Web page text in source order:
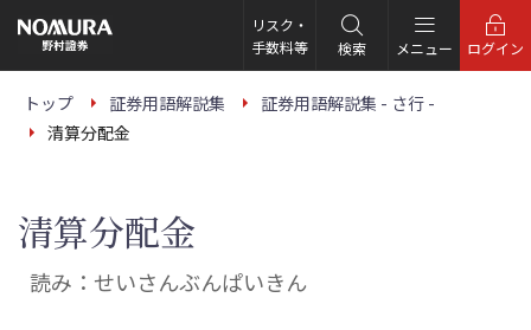
の
ー
リスク・
手数料等
検索 メニュー ログイン
トップ 証券用語解説集
証券用語解説集 - さ行 -
清算分配金
清算分配金
読み：せいさんぶんぱいきん